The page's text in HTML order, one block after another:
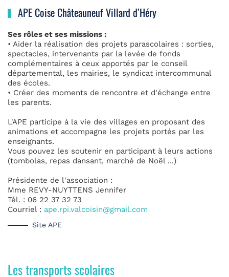
APE Coise Châteauneuf Villard d’Héry
Ses rôles et ses missions :
• Aider la réalisation des projets parascolaires : sorties,
spectacles, intervenants par la levée de fonds
complémentaires à ceux apportés par le conseil
départemental, les mairies, le syndicat intercommunal
des écoles.
• Créer des moments de rencontre et d'échange entre
les parents.
L'APE participe à la vie des villages en proposant des
animations et accompagne les projets portés par les
enseignants.
Vous pouvez les soutenir en participant à leurs actions
(tombolas, repas dansant, marché de Noël ...)
Présidente de l'association :
Mme REVY-NUYTTENS Jennifer
Tél. : 06 22 37 32 73
Courriel : ape.rpi.valcoisin@gmail.com
Site APE
Les transports scolaires